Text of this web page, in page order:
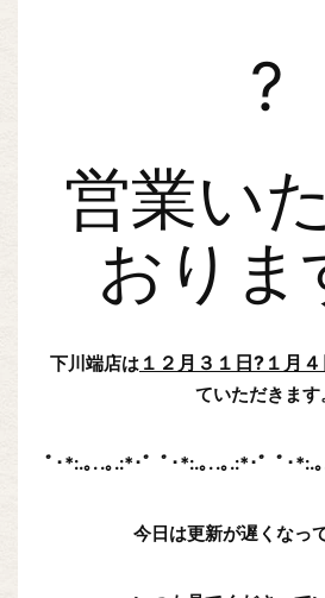
?
営業い
おりま
下川端店は １２月３１日?１月４
ていただきます
ﾟ･*:.｡. .｡.:*･゜ﾟ･*:.｡. .｡.:*･゜ﾟ･*:.
今日は更新が遅くなっ